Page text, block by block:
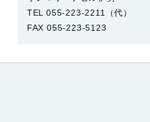
TEL 055-223-2211（代）
FAX 055-223-5123